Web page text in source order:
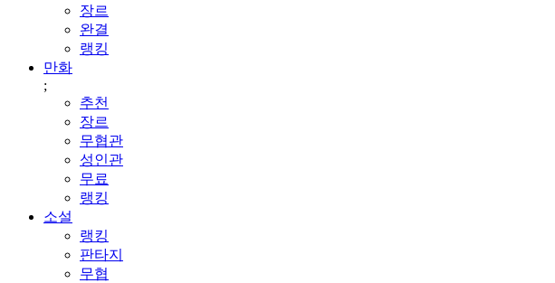
장르
완결
랭킹
만화
;
추천
장르
무협관
성인관
무료
랭킹
소설
랭킹
판타지
무협